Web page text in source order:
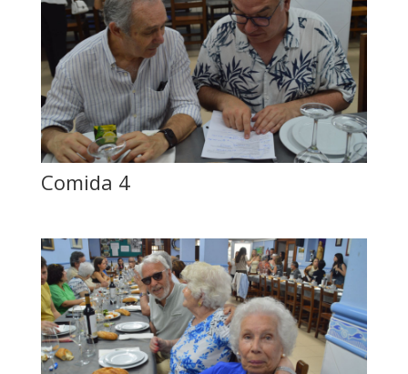
Comida 4